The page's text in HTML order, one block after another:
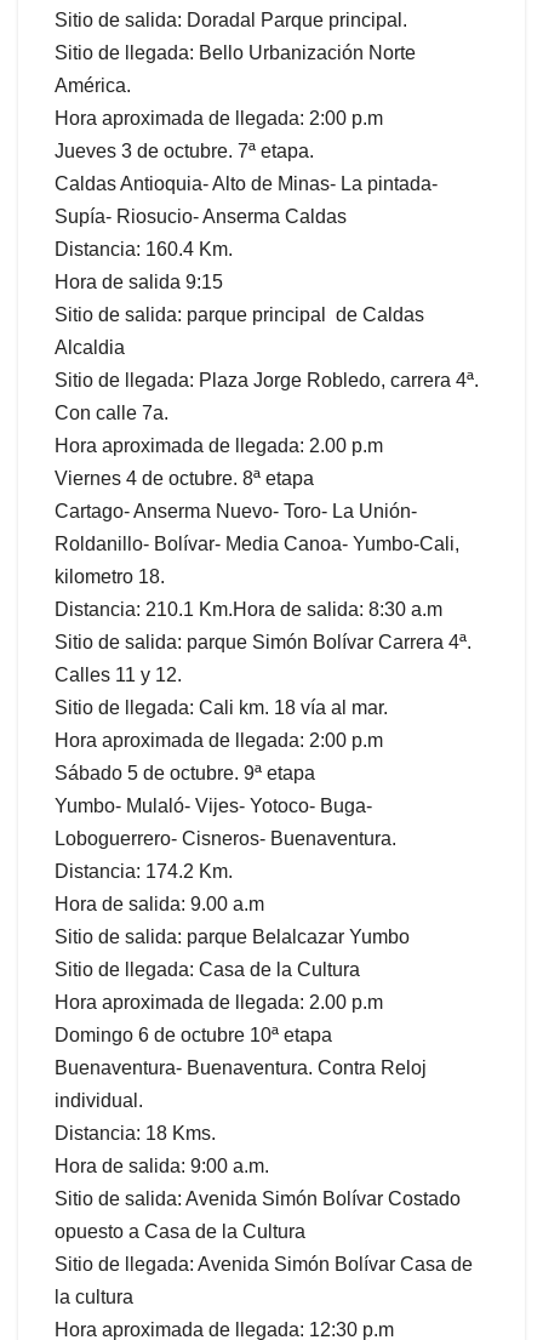
Sitio de salida: Doradal Parque principal.
Sitio de llegada: Bello Urbanización Norte
América.
Hora aproximada de llegada: 2:00 p.m
Jueves 3 de octubre. 7ª etapa.
Caldas Antioquia- Alto de Minas- La pintada-
Supía- Riosucio- Anserma Caldas
Distancia: 160.4 Km.
Hora de salida 9:15
Sitio de salida: parque principal de Caldas
Alcaldia
Sitio de llegada: Plaza Jorge Robledo, carrera 4ª.
Con calle 7a.
Hora aproximada de llegada: 2.00 p.m
Viernes 4 de octubre. 8ª etapa
Cartago- Anserma Nuevo- Toro- La Unión-
Roldanillo- Bolívar- Media Canoa- Yumbo-Cali,
kilometro 18.
Distancia: 210.1 Km.Hora de salida: 8:30 a.m
Sitio de salida: parque Simón Bolívar Carrera 4ª.
Calles 11 y 12.
Sitio de llegada: Cali km. 18 vía al mar.
Hora aproximada de llegada: 2:00 p.m
Sábado 5 de octubre. 9ª etapa
Yumbo- Mulaló- Vijes- Yotoco- Buga-
Loboguerrero- Cisneros- Buenaventura.
Distancia: 174.2 Km.
Hora de salida: 9.00 a.m
Sitio de salida: parque Belalcazar Yumbo
Sitio de llegada: Casa de la Cultura
Hora aproximada de llegada: 2.00 p.m
Domingo 6 de octubre 10ª etapa
Buenaventura- Buenaventura. Contra Reloj
individual.
Distancia: 18 Kms.
Hora de salida: 9:00 a.m.
Sitio de salida: Avenida Simón Bolívar Costado
opuesto a Casa de la Cultura
Sitio de llegada: Avenida Simón Bolívar Casa de
la cultura
Hora aproximada de llegada: 12:30 p.m